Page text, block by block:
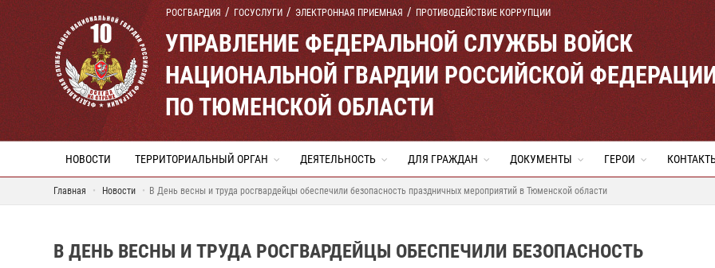
РОСГВАРДИЯ ГОСУСЛУГИ ЭЛЕКТРОННАЯ ПРИЕМНАЯ ПРОТИВОДЕЙСТВИЕ КОРРУПЦИИ
УПРАВЛЕНИЕ ФЕДЕРАЛЬНОЙ СЛУЖБЫ ВОЙСК
НАЦИОНАЛЬНОЙ ГВАРДИИ РОССИЙСКОЙ
ПО ТЮМЕНСКОЙ ОБЛАСТИ
НОВОСТИ ТЕРРИТОРИАЛЬНЫЙ ОРГАН ДЕЯТЕЛЬНОСТЬ ДЛЯ ГРАЖДАН ДОКУМЕНТЫ ГЕРОИ
Главная Новости В День весны и труда росгвардейцы обеспечили безопасность праздничных мероприятий в Тюменской области
В ДЕНЬ ВЕСНЫ И ТРУДА РОСГВАРДЕЙЦЫ ОБЕСПЕЧИЛИ БЕЗОПАСНОСТЬ